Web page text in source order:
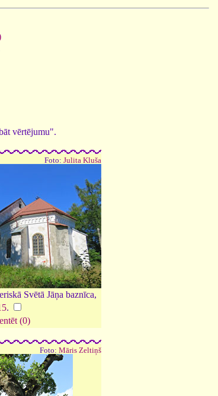
vērtējumu".
Foto: Julita Kluša
Svētā Jāņa baznīca,
.
(0)
Foto: Māris Zeltiņš